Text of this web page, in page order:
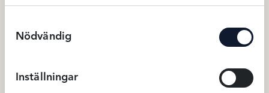
har tillhandahållit eller som de har samlat in
Nödvändig
Inställningar